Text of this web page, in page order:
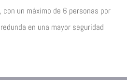
con un máximo de 6 personas por
en una mayor seguridad